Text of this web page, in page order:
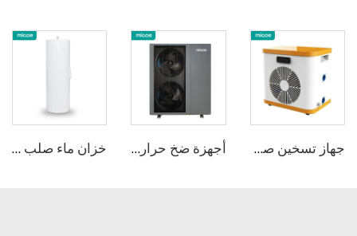
جهاز تسخين صغير محمول من ميكو لحمامات السباحة الميني مضخة حرارة هوائية لمياه حمامات السباحة أجهزة ضخ حراري من نوع مونوبلك باستخدام تقنية R290 لتوفير المياه الساخنة من ميكو خزان ماء صلب من الفولاذ المقاوم للصدأ من Micoe